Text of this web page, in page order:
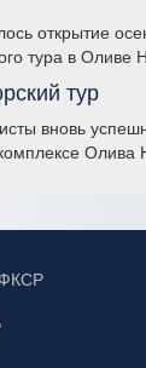
открытие
тура в Оливе
тур
вновь
Олива